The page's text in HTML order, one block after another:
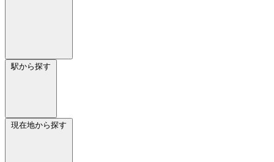
駅から探す
現在地から探す